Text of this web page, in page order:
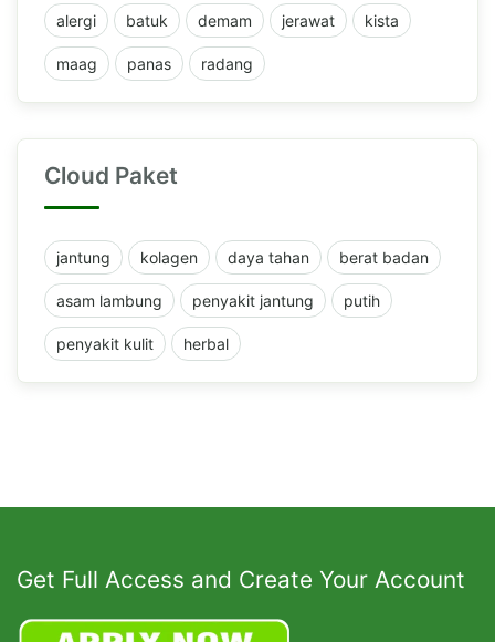
alergi batuk demam jerawat kista
maag panas radang
Cloud Paket
jantung kolagen daya tahan berat badan
asam lambung penyakit jantung putih
penyakit kulit herbal
Get Full Access and Create Your Account